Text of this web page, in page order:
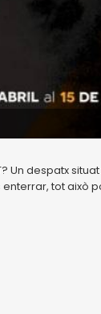
Un despatx
tot això